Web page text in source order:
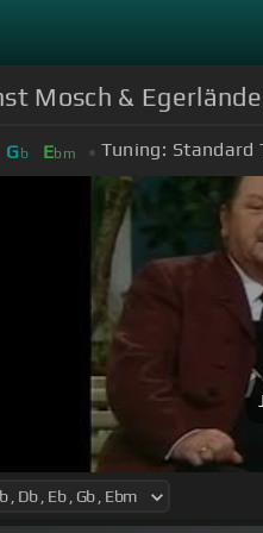
Mosch &
Gb Ebm Tuning: Standard